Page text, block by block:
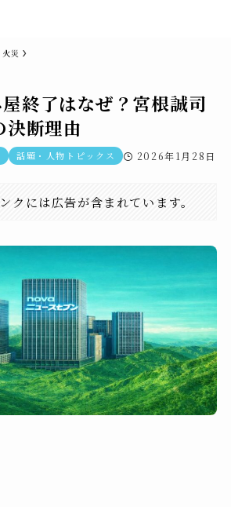
災
屋終了はなぜ？宮根誠司
決断理由
話題・人物トピックス 2026年1月28日
クには広告が含まれています。